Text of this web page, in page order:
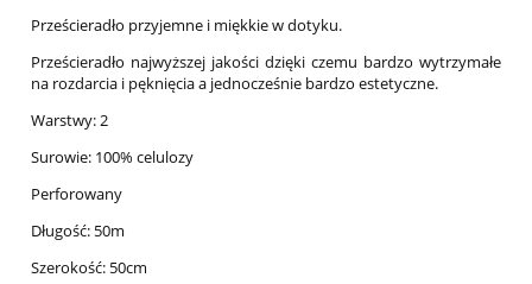
Prześcieradło przyjemne i miękkie w dotyku.
Prześcieradło najwyższej jakości dzięki czemu bardzo wytrzymałe
na rozdarcia i pęknięcia a jednocześnie bardzo estetyczne.
Warstwy: 2
Surowie: 100% celulozy
Perforowany
Długość: 50m
Szerokość: 50cm